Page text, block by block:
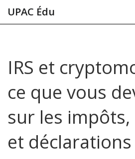
UPAC Édu
IRS et
ce que vous
sur les
et déclarations